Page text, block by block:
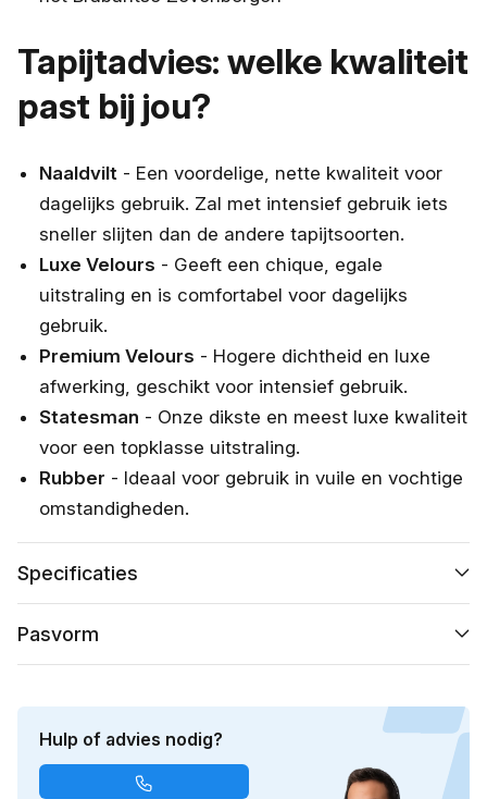
Tapijtadvies: welke kwaliteit
past bij jou?
Naaldvilt - Een voordelige, nette kwaliteit voor
dagelijks gebruik. Zal met intensief gebruik iets
sneller slijten dan de andere tapijtsoorten.
Luxe Velours - Geeft een chique, egale
uitstraling en is comfortabel voor dagelijks
gebruik.
Premium Velours - Hogere dichtheid en luxe
afwerking, geschikt voor intensief gebruik.
Statesman - Onze dikste en meest luxe kwaliteit
voor een topklasse uitstraling.
Rubber - Ideaal voor gebruik in vuile en vochtige
omstandigheden.
Specificaties
Pasvorm
Hulp of advies nodig?